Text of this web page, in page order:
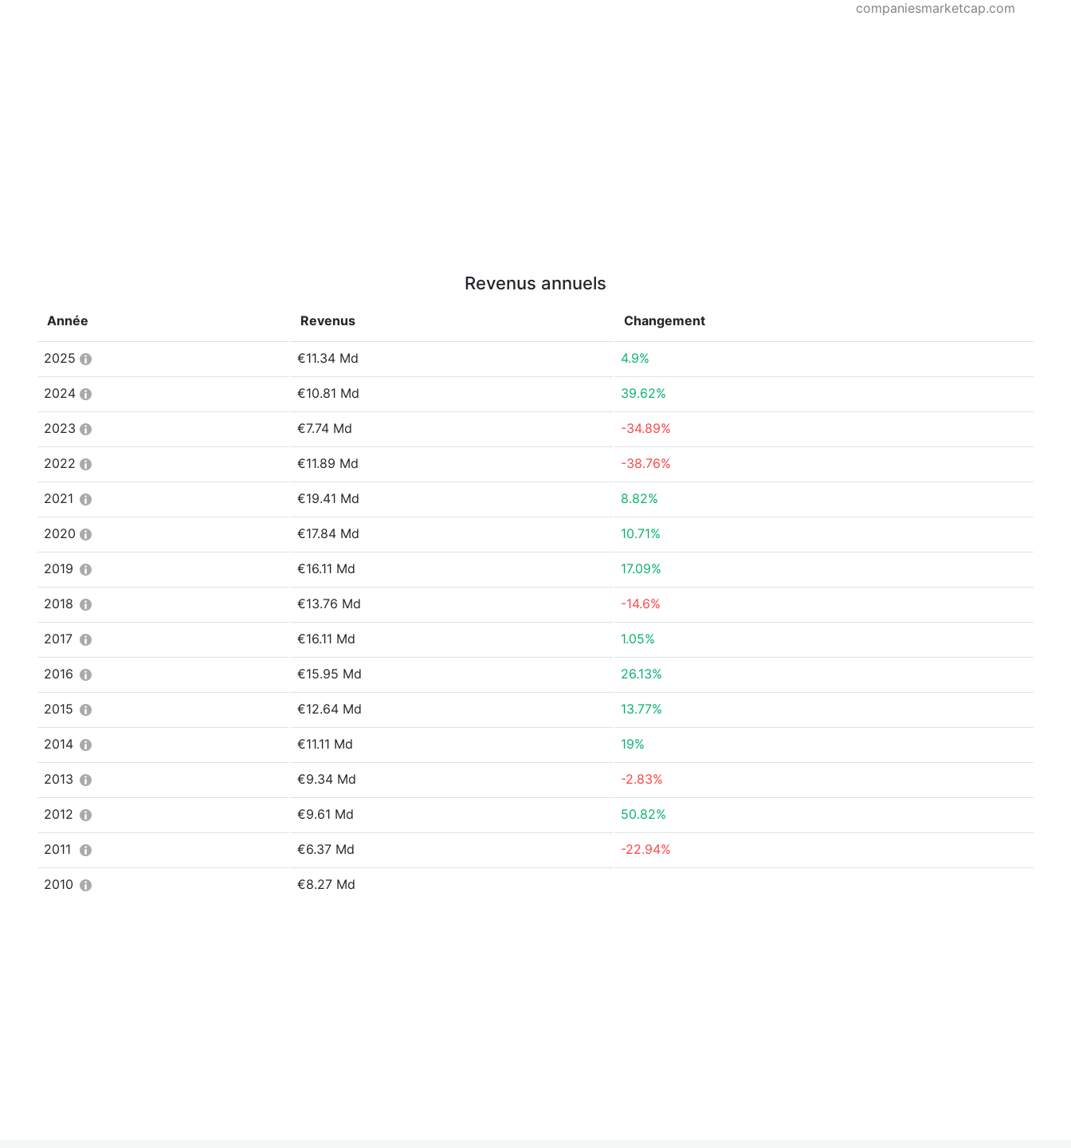
companiesmarketcap.com
Revenus annuels
Année Revenus Changement
2025 €11.34 Md 4.9%
2024 €10.81 Md 39.62%
2023 €7.74 Md -34.89%
2022 €11.89 Md -38.76%
2021 €19.41 Md 8.82%
2020 €17.84 Md 10.71%
2019 €16.11 Md 17.09%
2018 €13.76 Md -14.6%
2017 €16.11 Md 1.05%
2016 €15.95 Md 26.13%
2015 €12.64 Md 13.77%
2014 €11.11 Md 19%
2013 €9.34 Md -2.83%
2012 €9.61 Md 50.82%
2011 €6.37 Md -22.94%
2010 €8.27 Md